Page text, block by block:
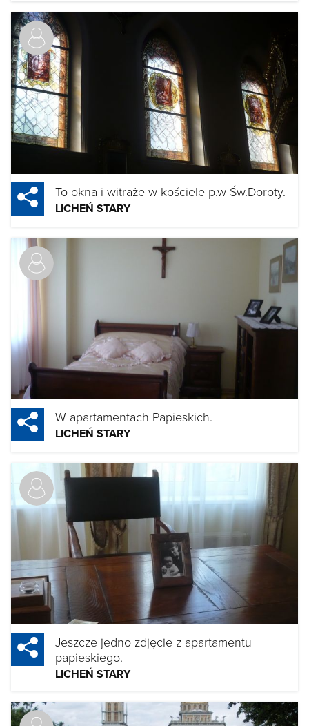
To okna i witraże w kościele p.w Św.Doroty.
LICHEŃ STARY
W apartamentach Papieskich.
LICHEŃ STARY
Jeszcze jedno zdjęcie z apartamentu
papieskiego.
LICHEŃ STARY